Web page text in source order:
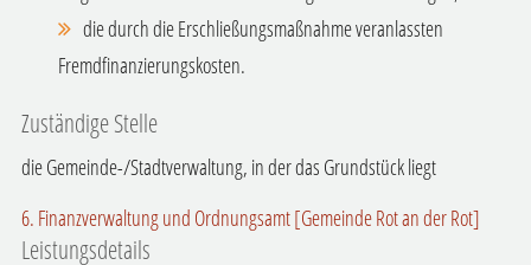
die durch die Erschließungsmaßnahme veranlassten
Fremdfinanzierungskosten.
Zuständige Stelle
die Gemeinde-/Stadtverwaltung, in der das Grundstück liegt
6. Finanzverwaltung und Ordnungsamt [Gemeinde Rot an der Rot]
Leistungsdetails